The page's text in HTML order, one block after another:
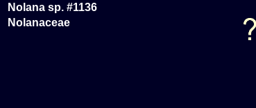
Nolana sp. #1136
Nolanaceae